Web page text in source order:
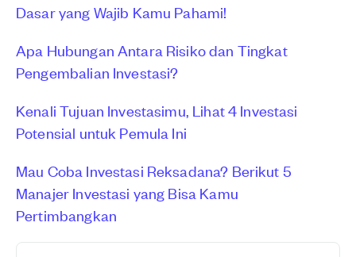
Dasar yang Wajib Kamu Pahami!
Apa Hubungan Antara Risiko dan Tingkat
Pengembalian Investasi?
Kenali Tujuan Investasimu, Lihat 4 Investasi
Potensial untuk Pemula Ini
Mau Coba Investasi Reksadana? Berikut 5
Manajer Investasi yang Bisa Kamu
Pertimbangkan